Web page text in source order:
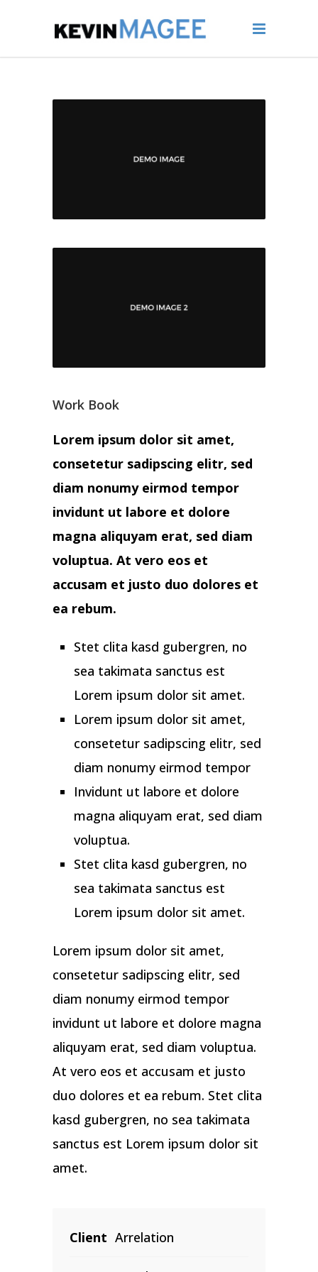
Work Book
Lorem ipsum dolor sit amet,
consetetur sadipscing elitr, sed
diam nonumy eirmod tempor
invidunt ut labore et dolore
magna aliquyam erat, sed diam
voluptua. At vero eos et
accusam et justo duo dolores et
ea rebum.
Stet clita kasd gubergren, no
sea takimata sanctus est
Lorem ipsum dolor sit amet.
Lorem ipsum dolor sit amet,
consetetur sadipscing elitr, sed
diam nonumy eirmod tempor
Invidunt ut labore et dolore
magna aliquyam erat, sed diam
voluptua.
Stet clita kasd gubergren, no
sea takimata sanctus est
Lorem ipsum dolor sit amet.
Lorem ipsum dolor sit amet,
consetetur sadipscing elitr, sed
diam nonumy eirmod tempor
invidunt ut labore et dolore magna
aliquyam erat, sed diam voluptua.
At vero eos et accusam et justo
duo dolores et ea rebum. Stet clita
kasd gubergren, no sea takimata
sanctus est Lorem ipsum dolor sit
amet.
Client Arrelation